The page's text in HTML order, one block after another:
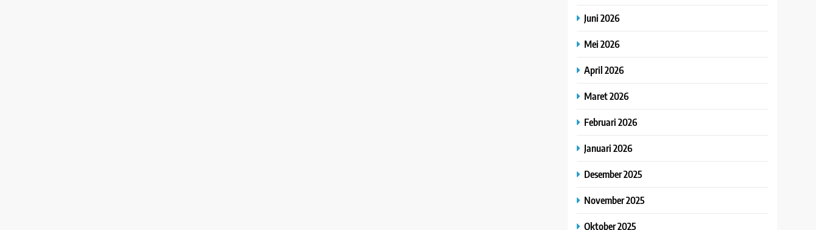
Juni 2026
Mei 2026
April 2026
Maret 2026
Februari 2026
Januari 2026
Desember 2025
November 2025
Oktober 2025